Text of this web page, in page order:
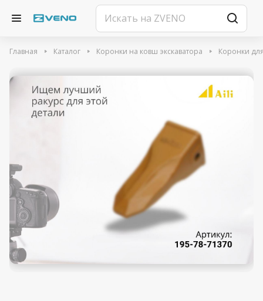
Главная Каталог Коронки на ковш экскаватора Коронки